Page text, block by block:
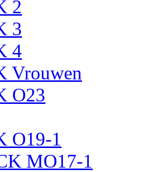
2
3
4
Vrouwen
O23
O19-1
MO17-1